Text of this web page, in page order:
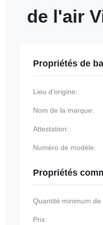
de l'air
Propriétés de
Lieu d'origine:
Nom de la marque:
Attestation:
Numéro de modèle:
Propriétés
Quantité minimum
Prix: